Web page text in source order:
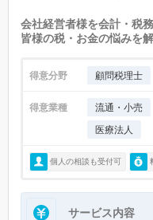
会社経営者様を会計・税
皆様の税・お金の悩みを
得意分野 顧問税理士
得意業種 流通・小売
医療法人
個人の相談も受付可
サービス内容